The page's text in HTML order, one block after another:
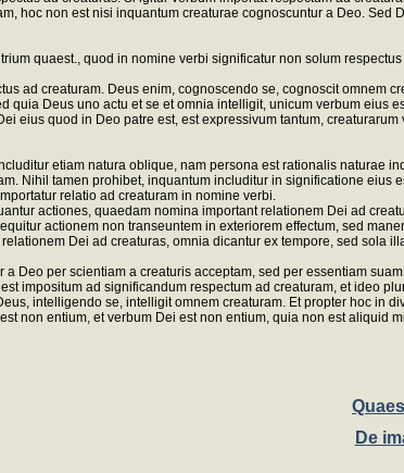
hoc non est nisi inquantum creaturae cognoscuntur a Deo.
quaest., quod in nomine verbi significatur non solum
ad creaturam. Deus enim, cognoscendo se, cognoscit omnem
Deus uno actu et se et omnia intelligit, unicum verbum eius
eius quod in Deo patre est, est expressivum tantum,
etiam natura oblique, nam persona est rationalis naturae
Nihil tamen prohibet, inquantum includitur in significatione
relatio ad creaturam in nomine verbi.
actiones, quaedam nomina important relationem Dei ad
actionem non transeuntem in exteriorem effectum, sed
Dei ad creaturas, omnia dicantur ex tempore, sed
Deo per scientiam a creaturis acceptam, sed per essentiam
impositum ad significandum respectum ad creaturam, et ideo
intelligendo se, intelligit omnem creaturam. Et propter hoc in
non entium, et verbum Dei est non entium, quia non est aliquid
De